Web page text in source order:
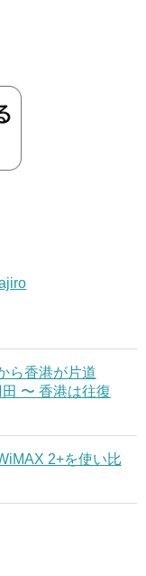
ら香港が片道
〜 香港は往復
2+を使い比